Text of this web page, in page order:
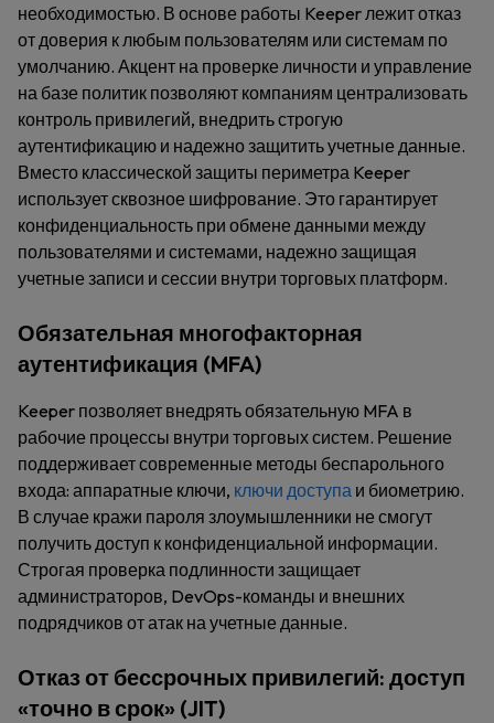
необходимостью. В основе работы Keeper лежит отказ
от доверия к любым пользователям или системам по
умолчанию. Акцент на проверке личности и управление
на базе политик позволяют компаниям централизовать
контроль привилегий, внедрить строгую
аутентификацию и надежно защитить учетные данные.
Вместо классической защиты периметра Keeper
использует сквозное шифрование. Это гарантирует
конфиденциальность при обмене данными между
пользователями и системами, надежно защищая
учетные записи и сессии внутри торговых платформ.
Обязательная многофакторная
аутентификация (MFA)
Keeper позволяет внедрять обязательную MFA в
рабочие процессы внутри торговых систем. Решение
поддерживает современные методы беспарольного
входа: аппаратные ключи, ключи доступа и биометрию.
В случае кражи пароля злоумышленники не смогут
получить доступ к конфиденциальной информации.
Строгая проверка подлинности защищает
администраторов, DevOps-команды и внешних
подрядчиков от атак на учетные данные.
Отказ от бессрочных привилегий: доступ
«точно в срок» (JIT)